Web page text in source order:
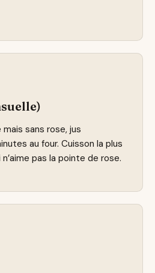
sans rose, jus
au four. Cuisson la plus
pas la pointe de rose.